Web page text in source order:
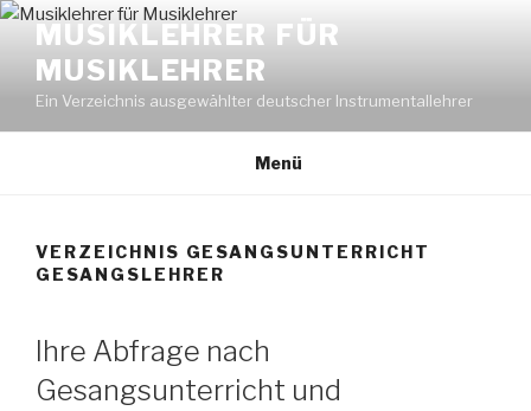
Zum
Inhalt
springen
MUSIKLEHRER FÜR
MUSIKLEHRER
Ein Verzeichnis ausgewählter deutscher Instrumentallehrer
Menü
VERZEICHNIS GESANGSUNTERRICHT
GESANGSLEHRER
Ihre Abfrage nach
Gesangsunterricht und